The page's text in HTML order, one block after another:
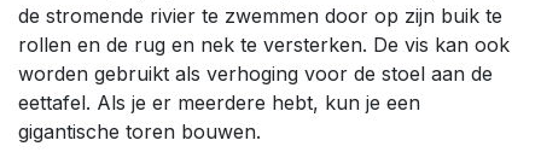
de stromende rivier te zwemmen door op zijn buik te
rollen en de rug en nek te versterken. De vis kan ook
worden gebruikt als verhoging voor de stoel aan de
eettafel. Als je er meerdere hebt, kun je een
gigantische toren bouwen.